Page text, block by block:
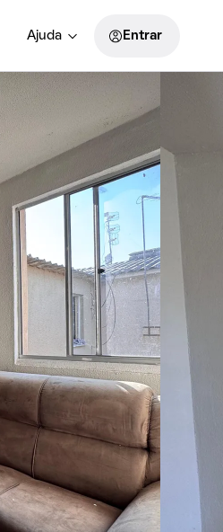
Ajuda Entrar